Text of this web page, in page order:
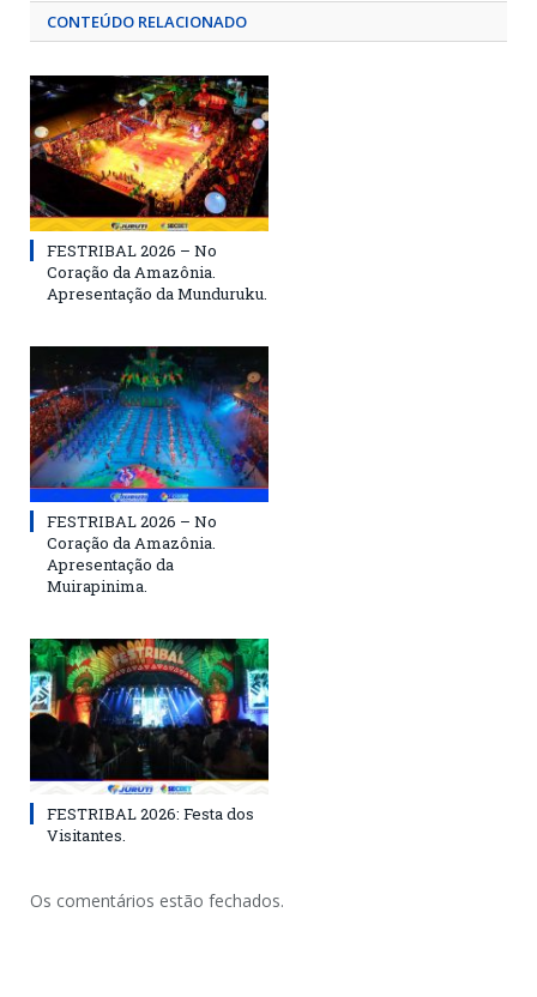
CONTEÚDO RELACIONADO
FESTRIBAL 2026 – No
Coração da Amazônia.
Apresentação da Munduruku.
FESTRIBAL 2026 – No
Coração da Amazônia.
Apresentação da
Muirapinima.
FESTRIBAL 2026: Festa dos
Visitantes.
Os comentários estão fechados.